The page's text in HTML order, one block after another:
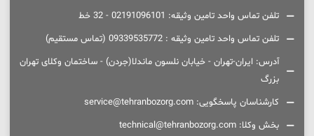
تلفن تماس واحد تامین وثیقه: 02191096101 - 32 خط
تلفن تماس واحد تامین وثیقه : 09339535772 (تماس مستقیم)
آدرس: ایران-تهران - خیابان نلسون ماندلا(جردن) - ساختمان وکلای تهران
بزرگ
کارشناسان پاسخگویی: service@tehranbozorg.com
بخش وکلا: technical@tehranbozorg.com